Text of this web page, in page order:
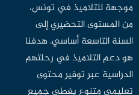
موجهة للتلاميذ في تونس،
من المستوى التحضيري إلى
السنة التاسعة أساسي. هدفنا
هو دعم التلاميذ في رحلتهم
الدراسية عبر توفير محتوى
تعليمي متنوع يغطي جميع